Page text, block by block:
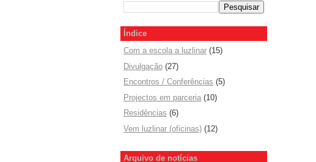
Índice
Com a escola a luzlinar (15)
Divulgação (27)
Encontros / Conferências (5)
Projectos em parceria (10)
Residências (6)
Vem luzlinar (oficinas) (12)
Arquivo de notícias